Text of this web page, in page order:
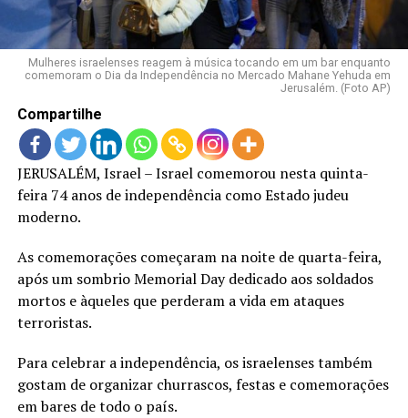
LANÇAMENTOS
Mulheres israelenses reagem à música tocando em um bar enquanto
comemoram o Dia da Independência no Mercado Mahane Yehuda em
Jerusalém. (Foto AP)
Compartilhe
JERUSALÉM, Israel – Israel comemorou nesta quinta-
feira 74 anos de independência como Estado judeu
moderno.
As comemorações começaram na noite de quarta-feira,
após um sombrio Memorial Day dedicado aos soldados
mortos e àqueles que perderam a vida em ataques
terroristas.
Para celebrar a independência, os israelenses também
gostam de organizar churrascos, festas e comemorações
em bares de todo o país.